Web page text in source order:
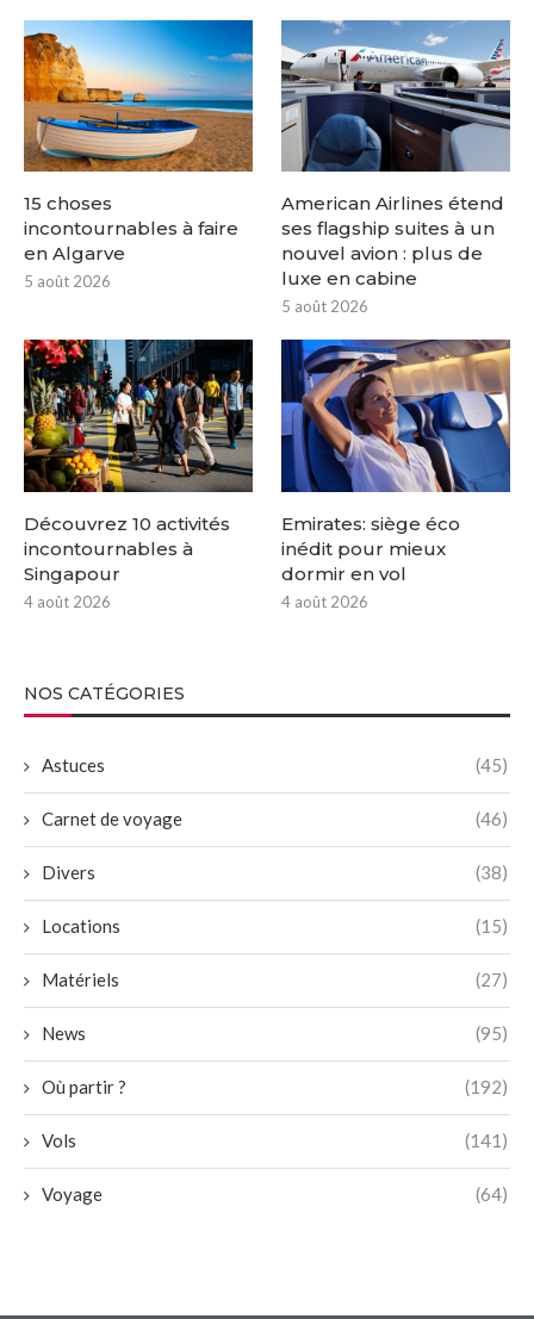
15 choses
incontournables à faire
en Algarve
5 août 2026
American Airlines étend
ses flagship suites à un
nouvel avion : plus de
luxe en cabine
5 août 2026
Découvrez 10 activités
incontournables à
Singapour
4 août 2026
Emirates: siège éco
inédit pour mieux
dormir en vol
4 août 2026
NOS CATÉGORIES
Astuces (45)
Carnet de voyage (46)
Divers (38)
Locations (15)
Matériels (27)
News (95)
Où partir ? (192)
Vols (141)
Voyage (64)